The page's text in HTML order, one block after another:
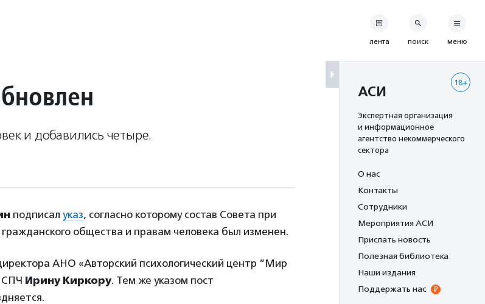
и добавились четыре.
подписал указ, согласно которому состав Совета при
общества и правам человека был изменен.
АНО «Авторский психологический центр ”Мир
СПЧ Ирину Киркору. Тем же указом пост
лента поиск меню
18+
АСИ
Экспертная организация
и информационное
агентство некоммерческого
сектора
О нас
Контакты
Сотрудники
Мероприятия АСИ
Прислать новость
Полезная библиотека
Наши издания
Поддержать нас